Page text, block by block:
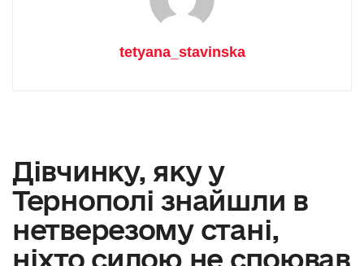
tetyana_stavinska
Дівчинку, яку у
Тернополі знайшли в
нетверезому стані,
ніхто силою не споював